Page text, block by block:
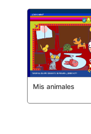
Mis animales